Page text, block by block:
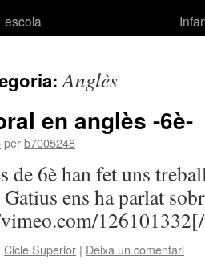
escola
Anglès
en anglès -6è-
perb7005248
de 6è han fet uns
ens ha parlat
Cicle Superior | Deixa un comentari